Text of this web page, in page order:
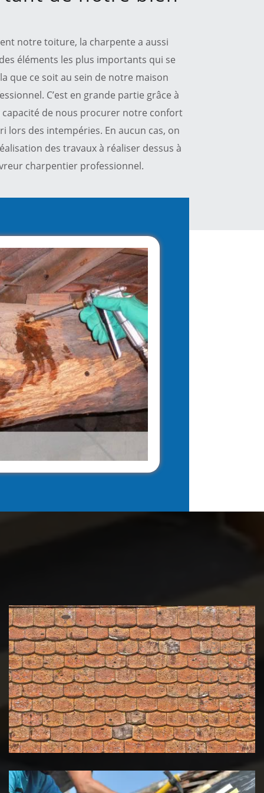
notre toiture, la charpente a aussi
éléments les plus importants qui se
que ce soit au sein de notre maison
C’est en grande partie grâce à
capacité de nous procurer notre confort
lors des intempéries. En aucun cas, on
des travaux à réaliser dessus à
charpentier professionnel.
Nettoyage et démoussage de
toiture 39 Jura